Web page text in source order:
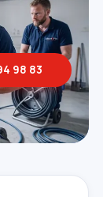
98 83